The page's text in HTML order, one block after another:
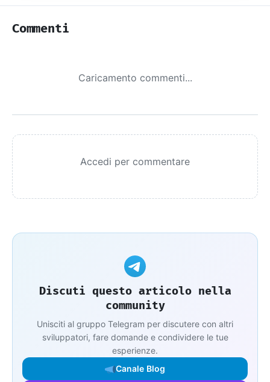
Commenti
Caricamento commenti...
Accedi per commentare
Discuti questo articolo nella
community
Unisciti al gruppo Telegram per discutere con altri
sviluppatori, fare domande e condividere le tue
esperienze.
Canale Blog